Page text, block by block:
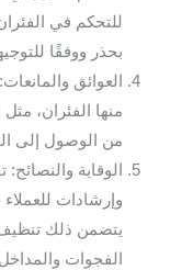
للتحكم في
بحذر ووفقًا
العوائق
منها الفئران، مثل
من الوصول إلى
الوقاية
وإرشادات
يتضمن ذلك تنظيف
الفجوات